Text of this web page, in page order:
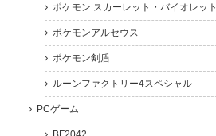
ポケモン スカーレット・バイオレット
ポケモンアルセウス
ポケモン剣盾
ルーンファクトリー4スペシャル
PCゲーム